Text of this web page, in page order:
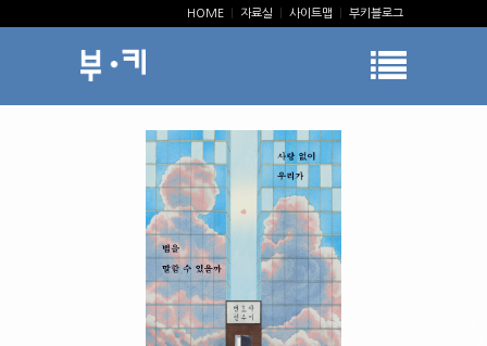
HOME 자료실 사이트맵 부키블로그